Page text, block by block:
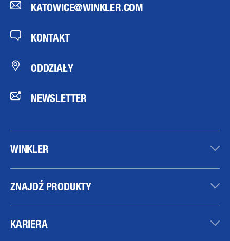
KATOWICE@WINKLER.COM
KONTAKT
ODDZIAŁY
NEWSLETTER
WINKLER
ZNAJDŹ PRODUKTY
KARIERA